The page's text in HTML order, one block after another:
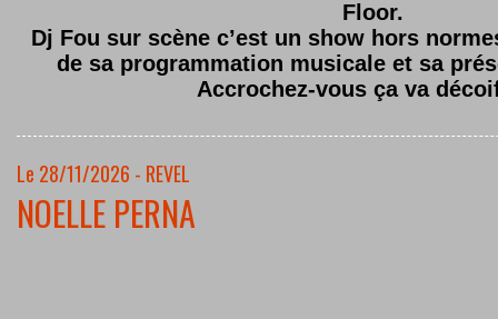
Floor.
Dj Fou sur scène c’est un show hors
de sa programmation musicale et sa
Accrochez-vous ça va
Le 28/11/2026 - REVEL
NOELLE PERNA